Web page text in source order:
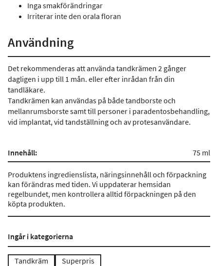
Inga smakförändringar
Irriterar inte den orala floran
Användning
Det rekommenderas att använda tandkrämen 2 gånger
dagligen i upp till 1 mån. eller efter inrådan från din
tandläkare.
Tandkrämen kan användas på både tandborste och
mellanrumsborste samt till personer i paradentosbehandling,
vid implantat, vid tandställning och av protesanvändare.
Innehåll: 75 ml
Produktens ingredienslista, näringsinnehåll och förpackning
kan förändras med tiden. Vi uppdaterar hemsidan
regelbundet, men kontrollera alltid förpackningen på den
köpta produkten.
Ingår i kategorierna
Tandkräm
Superpris